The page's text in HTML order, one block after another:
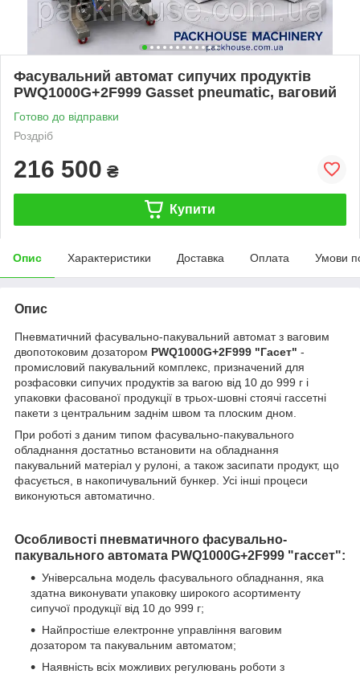
Фасувальний автомат сипучих продуктів
PWQ1000G+2F999 Gasset pneumatic, ваговий
Готово до відправки
Роздріб
216 500 ₴
Купити
Опис Характеристики Доставка Оплата Умови
Опис
Пневматичний фасувально-пакувальний автомат з ваговим
двопотоковим дозатором PWQ1000G+2F999 "Гасет" -
промисловий пакувальний комплекс, призначений для
розфасовки сипучих продуктів за вагою від 10 до 999 г і
упаковки фасованої продукції в трьох-шовні стоячі гассетні
пакети з центральним заднім швом та плоским дном.
При роботі з даним типом фасувально-пакувального
обладнання достатньо встановити на обладнання
пакувальний матеріал у рулоні, а також засипати продукт, що
фасується, в накопичувальний бункер. Усі інші процеси
виконуються автоматично.
Особливості пневматичного фасувально-
пакувального автомата PWQ1000G+2F999 "гассет":
Універсальна модель фасувального обладнання, яка
здатна виконувати упаковку широкого асортименту
сипучої продукції від 10 до 999 г;
Найпростіше електронне управління ваговим
дозатором та пакувальним автоматом;
Наявність всіх можливих регулювань роботи з